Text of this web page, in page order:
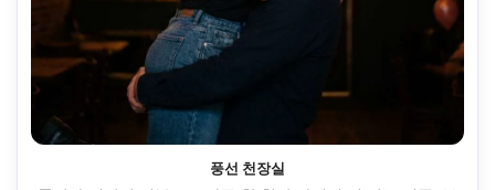
풍선 천장실